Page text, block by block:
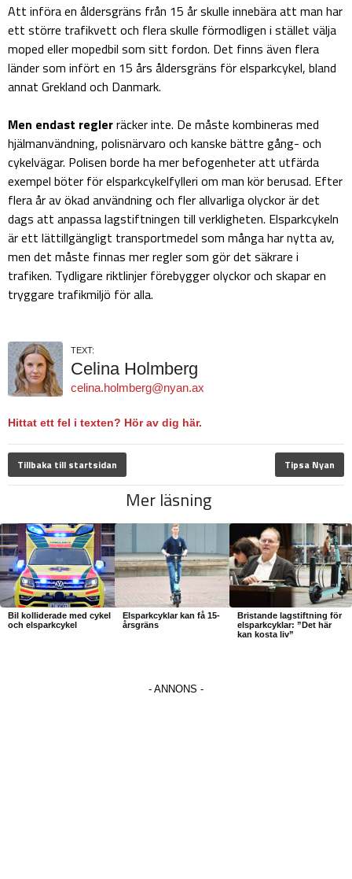
Att införa en åldersgräns från 15 år skulle innebära att man har
ett större trafikvett och flera skulle förmodligen i stället välja
moped eller mopedbil som sitt fordon. Det finns även flera
länder som infört en 15 års åldersgräns för elsparkcykel, bland
annat Grekland och Danmark.
Men endast reglerräcker inte. De måste kombineras med
hjälmanvändning, polisnärvaro och kanske bättre gång- och
cykelvägar. Polisen borde ha mer befogenheter att utfärda
exempel böter för elsparkcykelfylleri om man kör berusad. Efter
flera år av ökad användning och fler allvarliga olyckor är det
dags att anpassa lagstiftningen till verkligheten. Elsparkcykeln
är ett lättillgängligt transportmedel som många har nytta av,
men det måste finnas mer regler som gör det säkrare i
trafiken. Tydligare riktlinjer förebygger olyckor och skapar en
tryggare trafikmiljö för alla.
TEXT:
Celina Holmberg
celina.holmberg@nyan.ax
Hittat ett fel i texten? Hör av dig här.
Tillbaka till startsidan Tipsa Nyan
Mer läsning
Bil kolliderade med cykel
och elsparkcykel
Elsparkcyklar kan få 15-
årsgräns
Bristande lagstiftning för
elsparkcyklar: ”Det här
kan kosta liv”